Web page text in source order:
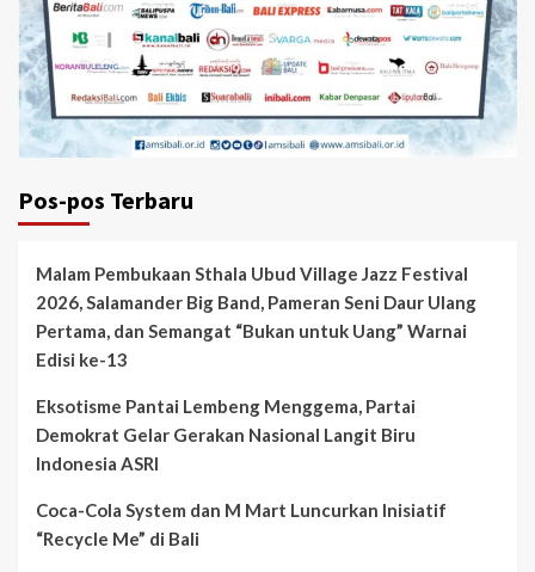
Pos-pos Terbaru
Malam Pembukaan Sthala Ubud Village Jazz Festival
2026, Salamander Big Band, Pameran Seni Daur Ulang
Pertama, dan Semangat “Bukan untuk Uang” Warnai
Edisi ke-13
Eksotisme Pantai Lembeng Menggema, Partai
Demokrat Gelar Gerakan Nasional Langit Biru
Indonesia ASRI
Coca-Cola System dan M Mart Luncurkan Inisiatif
“Recycle Me” di Bali